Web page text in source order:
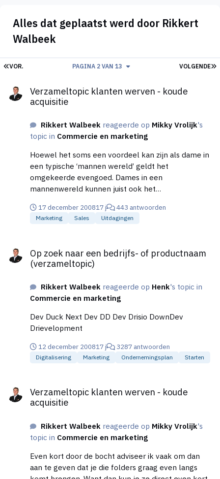
Alles dat geplaatst werd door Rikkert
Walbeek
EERSTE PAGINA
VOR. VOLGENDE
PAGINA 2 VAN 13
Verzameltopic klanten werven - koude
acquisitie
Rikkert Walbeek reageerde op Mikky Vrolijk's
topic in Commercie en marketing
Hoewel het soms een voordeel kan zijn als dame in
een typische ‘mannen wereld’ geldt het
omgekeerde evengoed. Dames in een
mannenwereld kunnen juist ook het
helemaal niet serieus worden genomen, alleen
omdat het dames zijn. In dat laatste geval schuilt
worden ze ook ‘onverslaanbaar’ voor mannelijke
concurrenten.
17 december 200817 j 443 antwoorden
Marketing Sales Uitdagingen
Op zoek naar een bedrijfs- of productnaam
(verzameltopic)
Rikkert Walbeek reageerde op Henk's topic in
Commercie en marketing
Dev Duck Next Dev DD Dev Drisio DownDev
Drievelopment
12 december 200817 j 3287 antwoorden
Digitalisering Marketing Ondernemingsplan Starten
Verzameltopic klanten werven - koude
acquisitie
Rikkert Walbeek reageerde op Mikky Vrolijk's
topic in Commercie en marketing
Even kort door de bocht adviseer ik vaak om dan
aan te geven dat je die folders graag even langs